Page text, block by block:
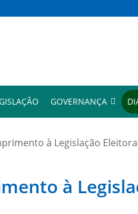
GOVERNANÇA
à Legislação
à